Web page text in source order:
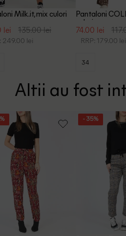
Milk.it, mix culori
lei 135.00 lei
249.00 lei
Pantaloni
culori
74.00 lei
RRP: 179.00 lei
34
Altii au fost
- 35%